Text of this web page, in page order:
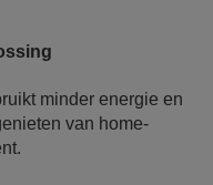
minder energie en
van home-